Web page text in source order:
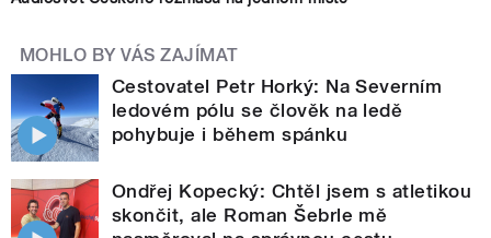
MOHLO BY VÁS ZAJÍMAT
Cestovatel Petr Horký: Na Severním
ledovém pólu se člověk na ledě
pohybuje i během spánku
Ondřej Kopecký: Chtěl jsem s atletikou
skončit, ale Roman Šebrle mě